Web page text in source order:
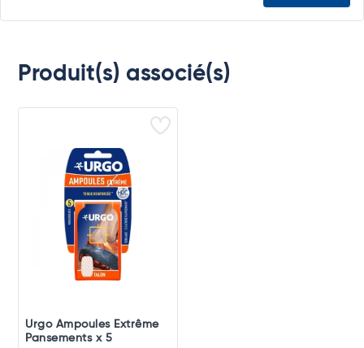
Produit(s) associé(s)
Urgo Ampoules Extrême
Pansements x 5